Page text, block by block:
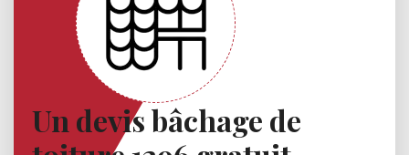
Un devis bâchage de